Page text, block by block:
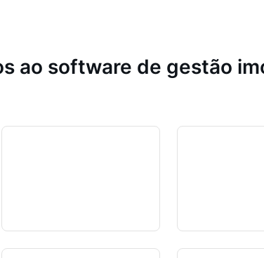
ao software de gestão